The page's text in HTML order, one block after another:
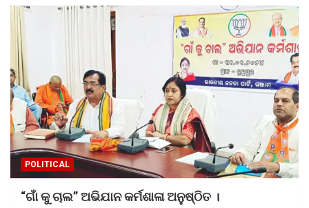
POLITICAL
“ଗାଁ କୁ ଚାଲ” ଅଭିଯାନ କର୍ମଶାଳା ଅନୁଷ୍ଠିତ ।